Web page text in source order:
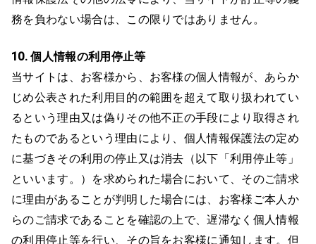
務を負わない場合は、この限りではありません。
10. 個人情報の利用停止等
当サイトは、お客様から、お客様の個人情報が、あらか
じめ公表された利用目的の範囲を超えて取り扱われてい
るという理由又は偽りその他不正の手段により取得され
たものであるという理由により、個人情報保護法の定め
に基づきその利用の停止又は消去（以下「利用停止等」
といいます。）を求められた場合において、そのご請求
に理由があることが判明した場合には、お客様ご本人か
らのご請求であることを確認の上で、遅滞なく個人情報
の利用停止等を行い、その旨をお客様に通知します。但